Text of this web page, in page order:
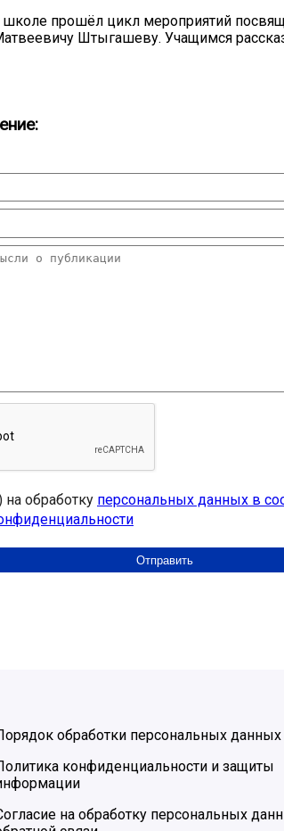
прошёл цикл мероприятий
Штыгашеву. Учащимся
на обработку персональных данных в
обработки персональных данных
конфиденциальности и защиты
на обработку персональных